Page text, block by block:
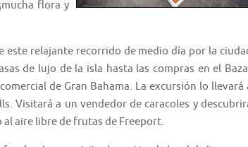
flora y
este relajante recorrido de medio día por la
de lujo de la isla hasta las compras en el
de Gran Bahama. La excursión lo llevará
Visitará a un vendedor de caracoles y
al aire libre de frutas de Freeport.